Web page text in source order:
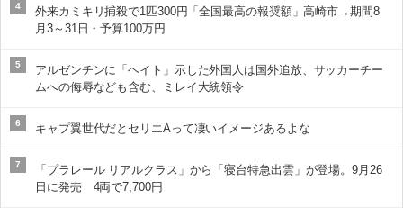
4
外来カミキリ捕殺で1匹300円「全国最高の報奨額」高崎市→期間8
月3～31日・予算100万円
5
アルゼンチンに「ヘイト」示した外国人は国外追放、サッカーチー
ムへの侮辱なども含む、ミレイ大統領令
6 キャプ翼世代だとセリエAって凄いイメージあるよな
7
「プラレール リアルクラス」から「寝台特急出雲」が登場。9月26
日に発売 4両で7,700円